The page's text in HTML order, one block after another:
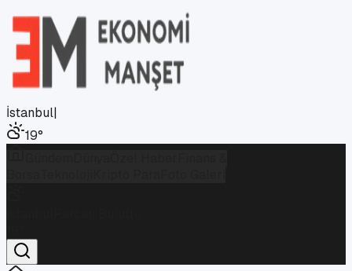
İstanbul|
19°